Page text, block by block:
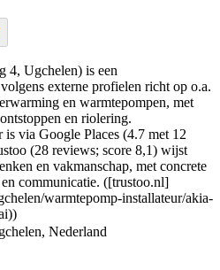
4, Ugchelen) is een
externe profielen richt op o.a.
en warmtepompen, met
en riolering.
via Google Places (4.7 met 12
(28 reviews; score 8,1) wijst
en vakmanschap, met concrete
communicatie. ([trustoo.nl]
warmtepomp-installateur/akia-
Nederland